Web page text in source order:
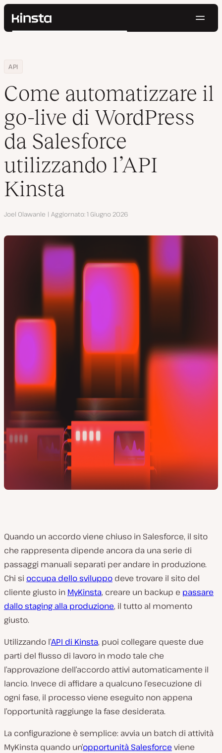
Kinsta®
Contatti
Cerca
Home
Centro Risorse
Blog
API
Come automatizzare il go-live di WordPress da Salesforce
Come automatizzare il
go-live di WordPress
da Salesforce
utilizzando l’API
Kinsta
Autore
Joel Olawanle Aggiornato 1 Giugno 2026
Quando un accordo viene chiuso in Salesforce, il sito
che rappresenta dipende ancora da una serie di
passaggi manuali separati per andare in produzione.
Chi si occupa dello sviluppo deve trovare il sito del
cliente giusto in MyKinsta, creare un backup e passare
dallo staging alla produzione, il tutto al momento
giusto.
Utilizzando l’API di Kinsta, puoi collegare queste due
parti del flusso di lavoro in modo tale che
l’approvazione dell’accordo attivi automaticamente il
lancio. Invece di affidare a qualcuno l’esecuzione di
ogni fase, il processo viene eseguito non appena
l’opportunità raggiunge la fase desiderata.
La configurazione è semplice: avvia un batch di attività
MyKinsta quando un’opportunità Salesforce viene